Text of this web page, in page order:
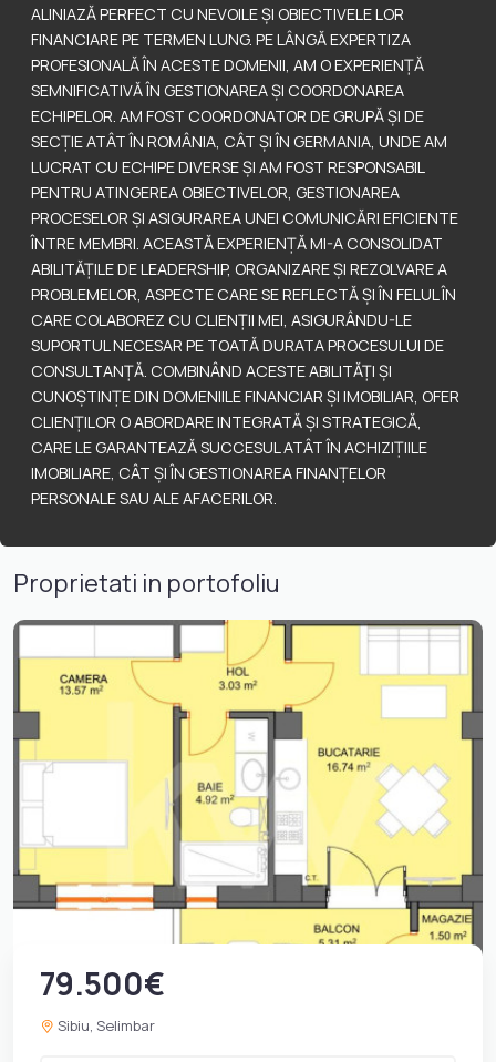
ALINIAZĂ PERFECT CU NEVOILE ȘI OBIECTIVELE LOR
FINANCIARE PE TERMEN LUNG. PE LÂNGĂ EXPERTIZA
PROFESIONALĂ ÎN ACESTE DOMENII, AM O EXPERIENȚĂ
SEMNIFICATIVĂ ÎN GESTIONAREA ȘI COORDONAREA
ECHIPELOR. AM FOST COORDONATOR DE GRUPĂ ȘI DE
SECȚIE ATÂT ÎN ROMÂNIA, CÂT ȘI ÎN GERMANIA, UNDE AM
LUCRAT CU ECHIPE DIVERSE ȘI AM FOST RESPONSABIL
PENTRU ATINGEREA OBIECTIVELOR, GESTIONAREA
PROCESELOR ȘI ASIGURAREA UNEI COMUNICĂRI EFICIENTE
ÎNTRE MEMBRI. ACEASTĂ EXPERIENȚĂ MI-A CONSOLIDAT
ABILITĂȚILE DE LEADERSHIP, ORGANIZARE ȘI REZOLVARE A
PROBLEMELOR, ASPECTE CARE SE REFLECTĂ ȘI ÎN FELUL ÎN
CARE COLABOREZ CU CLIENȚII MEI, ASIGURÂNDU-LE
SUPORTUL NECESAR PE TOATĂ DURATA PROCESULUI DE
CONSULTANȚĂ. COMBINÂND ACESTE ABILITĂȚI ȘI
CUNOȘTINȚE DIN DOMENIILE FINANCIAR ȘI IMOBILIAR, OFER
CLIENȚILOR O ABORDARE INTEGRATĂ ȘI STRATEGICĂ,
CARE LE GARANTEAZĂ SUCCESUL ATÂT ÎN ACHIZIȚIILE
IMOBILIARE, CÂT ȘI ÎN GESTIONAREA FINANȚELOR
PERSONALE SAU ALE AFACERILOR.
Proprietati in portofoliu
79.500€
Sibiu, Selimbar